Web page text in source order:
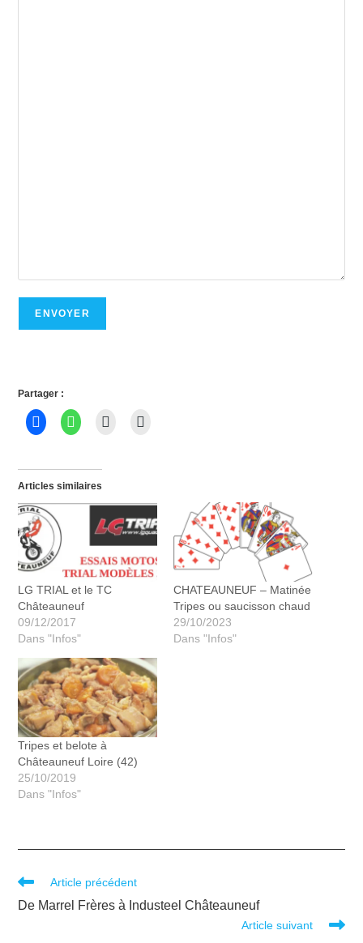
ENVOYER
Partager :
Articles similaires
LG TRIAL et le TC
Châteauneuf
09/12/2017
Dans "Infos"
CHATEAUNEUF – Matinée
Tripes ou saucisson chaud
29/10/2023
Dans "Infos"
Tripes et belote à
Châteauneuf Loire (42)
25/10/2019
Dans "Infos"
Article précédent
De Marrel Frères à Industeel Châteauneuf
Article suivant